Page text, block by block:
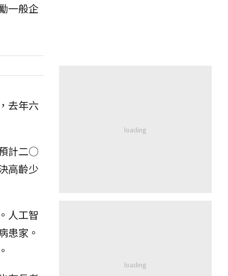
一般企
去年六
計二○
高齡少
人工智
患家。